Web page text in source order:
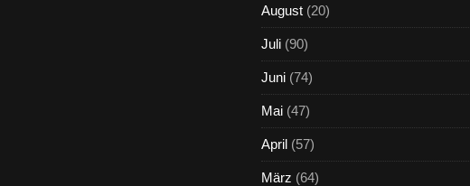
August (20)
Juli (90)
Juni (74)
Mai (47)
April (57)
März (64)